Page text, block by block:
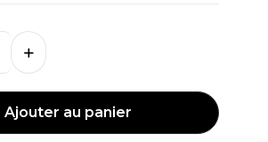
Ajouter au panier